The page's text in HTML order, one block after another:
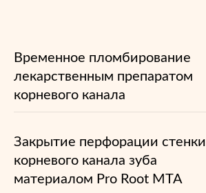
Временное пломбирование
лекарственным препаратом
корневого канала
Закрытие перфорации стенки
корневого канала зуба
материалом Pro Root MTA